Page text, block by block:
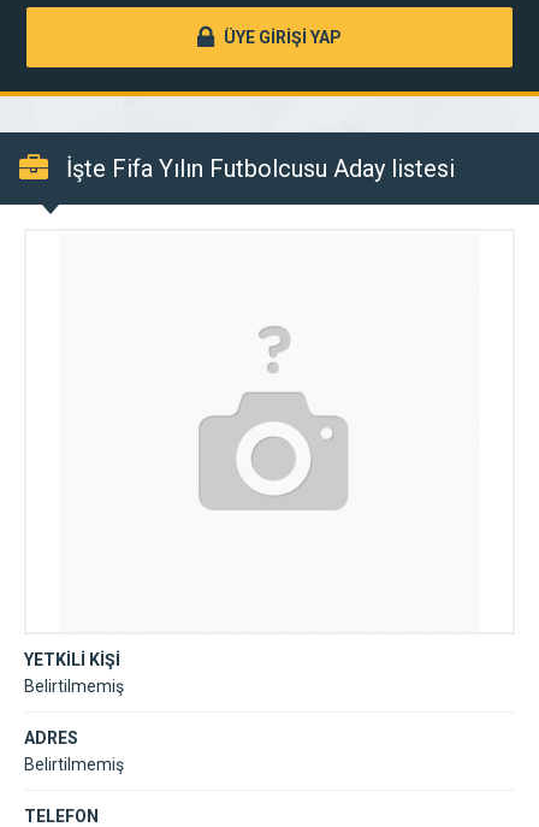
ÜYE GİRİŞİ YAP
İşte Fifa Yılın Futbolcusu Aday listesi
YETKİLİ KİŞİ
Belirtilmemiş
ADRES
Belirtilmemiş
TELEFON